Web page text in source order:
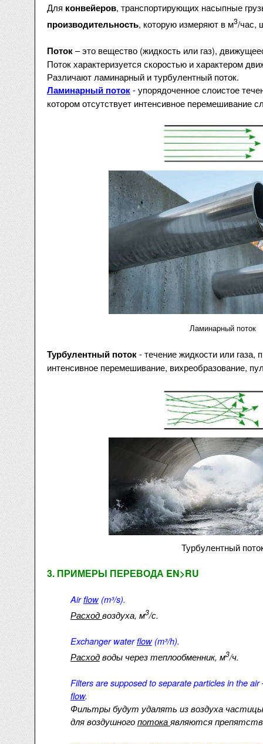
Для конвейеров, транспортирующих насыпные
производительность, которую измеряют в м3/час,
Поток– это вещество (жидкость или газ),
Поток характеризуется скоростью и характером
Различают ламинарный и турбулентный поток.
Ламинарный поток- упорядоченное слоистое
котором отсутствует интенсивное перемешивание
Ламинарный поток
Турбулентный поток- течение жидкости или газа,
интенсивное перемешивание, вихреобразование,
Турбулентный
3. ПРИМЕРЫ ПЕРЕВОДА EN>RU
Airflow(m³/s).
Расходвоздуха, м3/с.
Exchanger waterflow(m³/h).
Расходводы через теплообменник, м3/ч.
Filters are supposed to separate particles in the
flow.
Фильтры будут удалять из воздуха
для воздушногопотокаявляются